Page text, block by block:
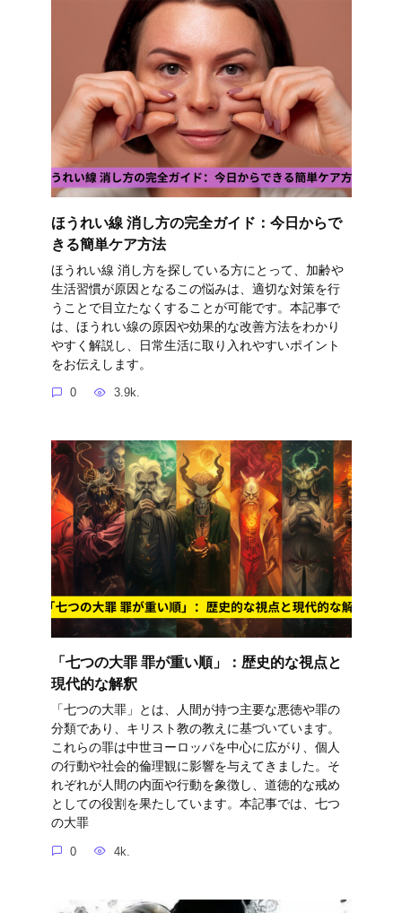
ほうれい線 消し方の完全ガイド：今日からで
きる簡単ケア方法
ほうれい線 消し方を探している方にとって、加齢や
生活習慣が原因となるこの悩みは、適切な対策を行
うことで目立たなくすることが可能です。本記事で
は、ほうれい線の原因や効果的な改善方法をわかり
やすく解説し、日常生活に取り入れやすいポイント
をお伝えします。
0 3.9k.
「七つの大罪 罪が重い順」：歴史的な視点と
現代的な解釈
「七つの大罪」とは、人間が持つ主要な悪徳や罪の
分類であり、キリスト教の教えに基づいています。
これらの罪は中世ヨーロッパを中心に広がり、個人
の行動や社会的倫理観に影響を与えてきました。そ
れぞれが人間の内面や行動を象徴し、道徳的な戒め
としての役割を果たしています。本記事では、七つ
の大罪
0 4k.